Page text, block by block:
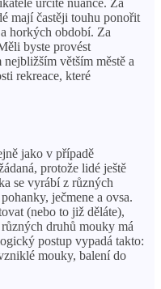
určité nuance. Za
mají častěji touhu ponořit
horkých období. Za
byste provést
větším městě a
rekreace, které
jako v případě
protože lidé ještě
se vyrábí z různých
ječmene a ovsa.
(nebo to již děláte),
druhů mouky má
postup vypadá takto:
mouky, balení do